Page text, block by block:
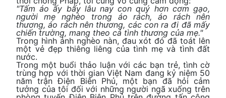
"Tấm áo ấy bấy lâu nay con quý hơn cơm gạo,
người mẹ nghèo trong áo rách, áo rách nên
thương, áo rách nên thương, các con ra đi đã mấy
chiến trường, mang theo cả tình thương của mẹ."
Trong hình ảnh nghèo nàn, đau xót đó đã toát lên
một vẻ đẹp thiêng liêng của tình mẹ và tình đất
nước.
Trong một buổi thảo luận với các bạn trẻ, tình cờ
trùng hợp với thời gian Việt Nam đang kỷ niệm 50
năm trận Điện Biên Phủ, một bạn đã hỏi cảm
tưởng của tôi đối với những người ngã xuống trên